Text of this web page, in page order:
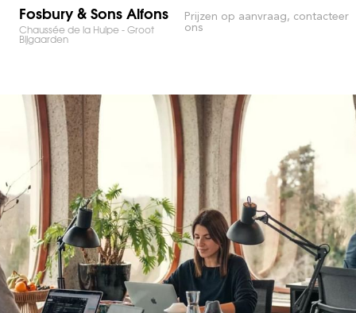
Fosbury & Sons Alfons
Chaussée de la Hulpe - Groot
Bijgaarden
Prijzen op aanvraag, contacteer
ons